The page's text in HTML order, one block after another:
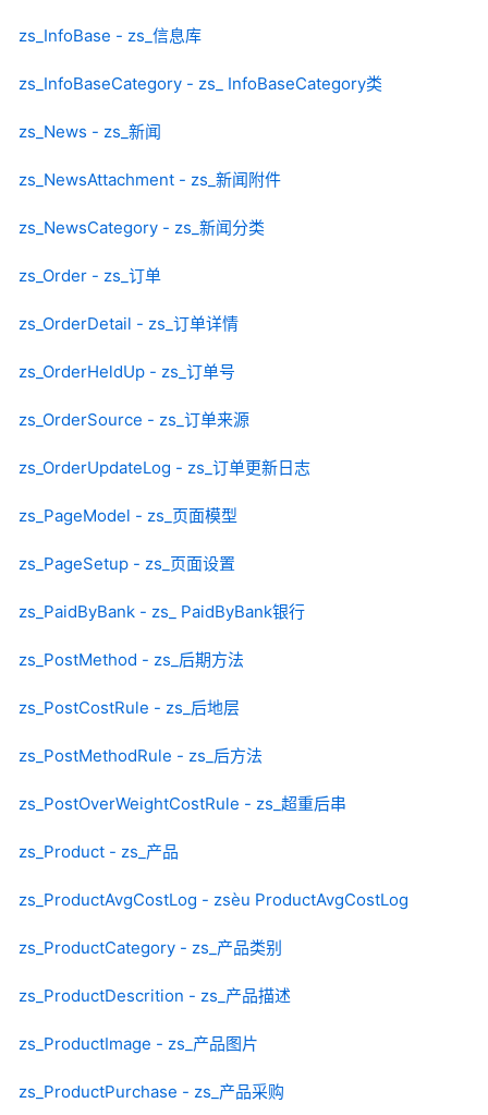
zs_InfoBase - zs_信息库
zs_InfoBaseCategory - zs_ InfoBaseCategory类
zs_News - zs_新闻
zs_NewsAttachment - zs_新闻附件
zs_NewsCategory - zs_新闻分类
zs_Order - zs_订单
zs_OrderDetail - zs_订单详情
zs_OrderHeldUp - zs_订单号
zs_OrderSource - zs_订单来源
zs_OrderUpdateLog - zs_订单更新日志
zs_PageModel - zs_页面模型
zs_PageSetup - zs_页面设置
zs_PaidByBank - zs_ PaidByBank银行
zs_PostMethod - zs_后期方法
zs_PostCostRule - zs_后地层
zs_PostMethodRule - zs_后方法
zs_PostOverWeightCostRule - zs_超重后串
zs_Product - zs_产品
zs_ProductAvgCostLog - zsèu ProductAvgCostLog
zs_ProductCategory - zs_产品类别
zs_ProductDescrition - zs_产品描述
zs_ProductImage - zs_产品图片
zs_ProductPurchase - zs_产品采购